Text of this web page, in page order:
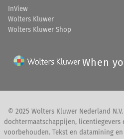
InView
Wolters Kluwer
Wolters Kluwer Shop
When
© 2025 Wolters Kluwer Nederland
dochtermaatschappijen, licentiegevers
voorbehouden. Tekst en datamining